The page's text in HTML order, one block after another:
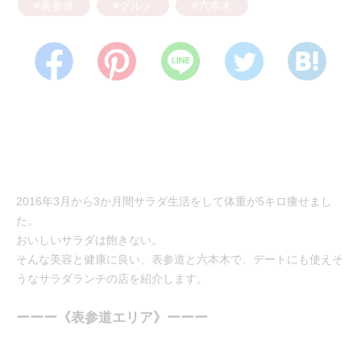
2016年3月から3か月間サラダ生活をして体重が5キロ痩せまし
た。
おいしいサラダは飽きない。
そんな美容と健康に良い、表参道と六本木で、デートにも使えそ
うなサラダランチの店を紹介します。
ーーー《表参道エリア》ーーー